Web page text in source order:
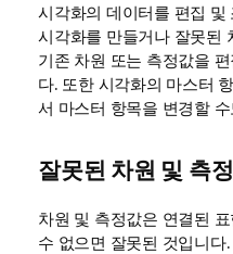
시각화의 데이터를 편집
시각화를 만들거나 잘못된
기존 차원 또는 측정값을
다. 또한 시각화의 마스터
서 마스터 항목을 변경할
잘못된 차원 및 측
차원 및 측정값은 연결된
수 없으면 잘못된 것입니다.